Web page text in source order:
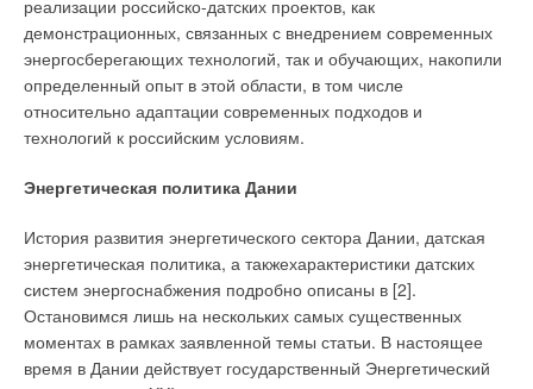
реализации российско-датских проектов, как
демонстрационных, связанных с внедрением современных
энергосберегающих технологий, так и обучающих, накопили
определенный опыт в этой области, в том числе
относительно адаптации современных подходов и
технологий к российским условиям.
Энергетическая политика Дании
История развития энергетического сектора Дании, датская
энергетическая политика, а такжехарактеристики датских
систем энергоснабжения подробно описаны в [2].
Остановимся лишь на нескольких самых существенных
моментах в рамках заявленной темы статьи. В настоящее
время в Дании действует государственный Энергетический
причиненных потребителю вследствие продажи товара
ненадлежащего качества, должны быть удовлетворены в
течение 10 дней с момента получения претензии (ст. 22
Закона).
В противном случае следует обратиться с исковым
юридическому адресу). Если экспертиза покажет, что
неквалифицированного обслуживания данного агрегата
(недостаток услуг, работ при монтаже), то с претензией
необходимо обращаться в обслуживающую организацию
(например, РЭУ, ДЕЗ и т.д.).
Бывают также случаи, когда экспертиза показывает, что